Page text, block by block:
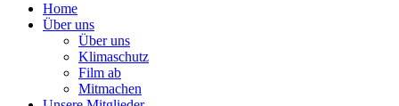
Home
Über uns
Über uns
Klimaschutz
Film ab
Mitmachen